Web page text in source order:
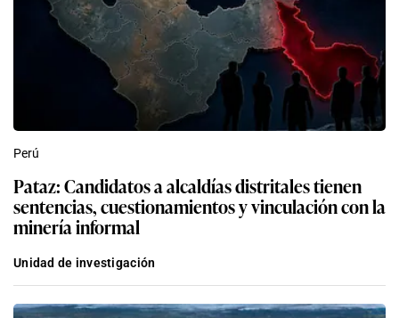
Perú
Pataz: Candidatos a alcaldías distritales tienen
sentencias, cuestionamientos y vinculación con la
minería informal
Unidad de investigación